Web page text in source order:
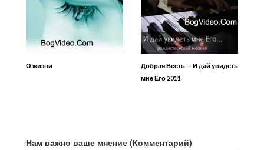
О жизни
Добрая Весть — И дай увидеть
мне Его 2011
Нам важно ваше мнение (Комментарий)